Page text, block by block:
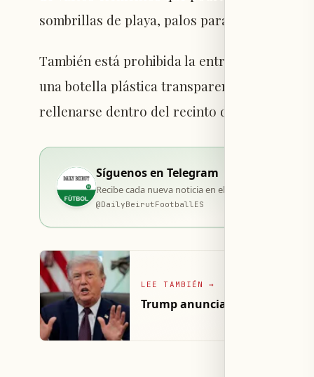
sombrillas de playa, palos para selfies, sillas
También está prohibida la entrada de
una botella plástica transparente y vacía con
rellenarse dentro del recinto deportivo.
Síguenos en Telegram
Recibe cada nueva noticia en el momento de su
@DailyBeirutFootballES
LEE TAMBIÉN →
Trump anuncia nuevas